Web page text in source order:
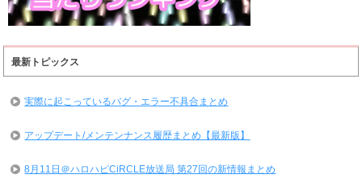
最新トピックス
実際に起こっているバグ・エラー不具合まとめ
アップデート/メンテンナンス履歴まとめ【最新版】
8月11日＠ハロハピCiRCLE放送局 第27回の新情報まとめ